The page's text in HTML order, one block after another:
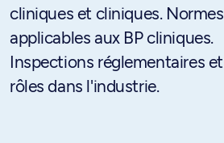
cliniques et cliniques. Normes
applicables aux BP cliniques.
Inspections réglementaires et
rôles dans l'industrie.